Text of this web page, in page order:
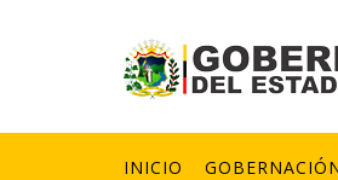
INICIO